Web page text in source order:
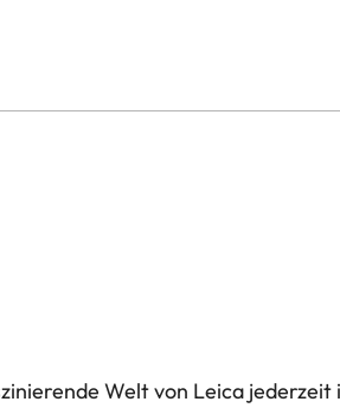
Welt von Leica